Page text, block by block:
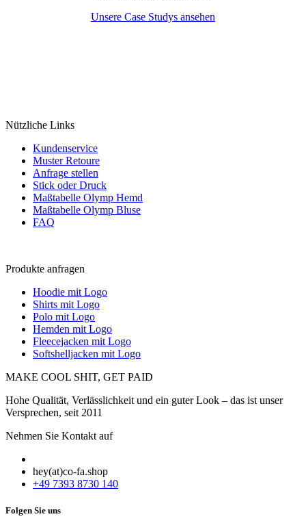
Unsere Case Studys ansehen
Nützliche Links
Kundenservice
Muster Retoure
Anfrage stellen
Stick oder Druck
Maßtabelle Olymp Hemd
Maßtabelle Olymp Bluse
FAQ
Produkte anfragen
Hoodie mit Logo
Shirts mit Logo
Polo mit Logo
Hemden mit Logo
Fleecejacken mit Logo
Softshelljacken mit Logo
MAKE COOL SHIT, GET PAID
Hohe Qualität, Verlässlichkeit und ein guter Look – das ist unser
Versprechen, seit 2011
Nehmen Sie Kontakt auf
hey(at)co-fa.shop
+49 7393 8730 140
Folgen Sie uns